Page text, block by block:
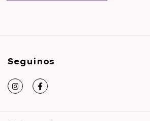
Seguinos